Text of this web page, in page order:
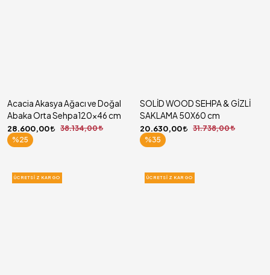
Acacia Akasya Ağacı ve Doğal
Abaka Orta Sehpa120x46 cm
28.600,00
38.134,00
%25
SOLİD WOOD SEHPA & GİZLİ
SAKLAMA 50X60 cm
20.630,00
31.738,00
%35
ÜCRETSIZ KARGO ÜCRETSIZ KARGO